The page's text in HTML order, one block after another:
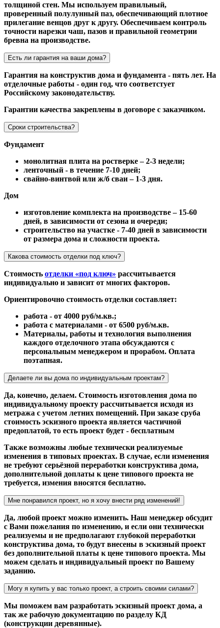
толщиной стен. Мы используем правильный,
проверенный полулунный паз, обеспечивающий плотное
прилегание венцов друг к другу. Обеспечиваем контроль
точности нарезки чаш, пазов и правильной геометрии
бревна на производстве.
Есть ли гарантия на ваши дома?
Гарантия на конструктив дома и фундамента - пять лет. На
отделочные работы - один год, что соответстует
Российскому законодательству.
Гарантии качества закреплены в договоре с заказчиком.
Сроки строительства?
Фундамент
монолитная плита на ростверке – 2-3 недели;
ленточный - в течение 7-10 дней;
свайно-винтвой или ж/б сваи – 1-3 дня.
Дом
изготовление комплекта на производстве – 15-60
дней, в зависимости от сезона и очереди;
строительство на участке - 7-40 дней в зависимости
от размера дома и сложности проекта.
Какова стоимость отделки под ключ?
Стоимость отделки «под ключ» рассчитывается
индивидуально и зависит от многих факторов.
Ориентировочно стоимость отделки составляет:
работа - от 4000 руб/м.кв.;
работа с материалами - от 6500 руб/м.кв.
Материалы, работы и технология выполнения
каждого отделочного этапа обсуждаются с
персональным менеджером и прорабом. Оплата
поэтапная.
Делаете ли вы дома по индивидуальным проектам?
Да, конечно, делаем. Стоимость изготовления дома по
индивидуальному проекту рассчитывается исходя из
метража с учетом летних помещений. При заказе сруба
стоимость эскизного проекта является частичной
предоплатой, то есть проект будет - бесплатным
Также возможны любые технически реализуемые
изменения в типовых проектах. В случае, если изменения
не требуют серьёзной переработки конструктива дома,
дополнительной доплаты к цене типового проекта не
требуется, измения вносятся бесплатно.
Мне понравился проект, но я хочу внести ряд изменений!
Да, любой проект можно изменить. Наш менеджер обсудит
с Вами пожелания по изменению, и если они технически
реализуемы и не предполагают глубокой переработки
конструктива дома, то будут внесены в эскизный проект
без дополнительной платы к цене типового проекта. Мы
можем сделать и индивидуальный проект по Вашему
заданию.
Могу я купить у вас только проект, а строить своими силами?
Мы поможем вам разработать эскизный проект дома, а
так же рабочую документацию по разделу КД
(конструкции деревянные).